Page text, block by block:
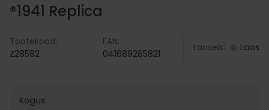
®1941 Replica
Tootekood:
Z28582
EAN:
041689285821
Laoseis: Laos
Kogus: